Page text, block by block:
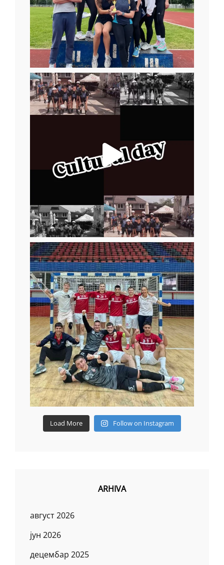
Load More Follow on Instagram
ARHIVA
август 2026
јун 2026
децембар 2025